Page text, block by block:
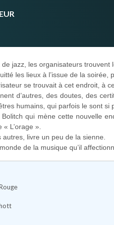
EUR
de jazz, les organisateurs
les lieux à l’issue de la
se trouvait à cet endroit, à
d’autres, des doutes, des
humains, qui parfois le sont si
Bolitch qui mène cette nouvelle
L’orage ».
autres, livre un peu de la sienne.
de la musique qu’il